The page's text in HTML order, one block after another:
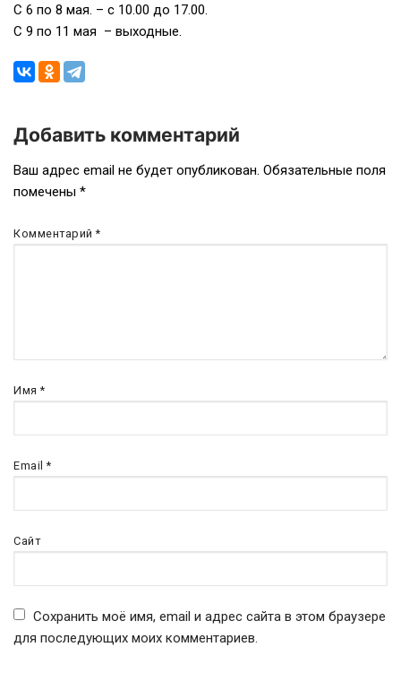
С 6 по 8 мая. – с 10.00 до 17.00.
С 9 по 11 мая – выходные.
Навигация
по
записям
Добавить комментарий
Ваш адрес email не будет опубликован. Обязательные поля
помечены *
Комментарий*
Имя*
Email*
Сайт
Сохранить моё имя, email и адрес сайта в этом браузере
для последующих моих комментариев.